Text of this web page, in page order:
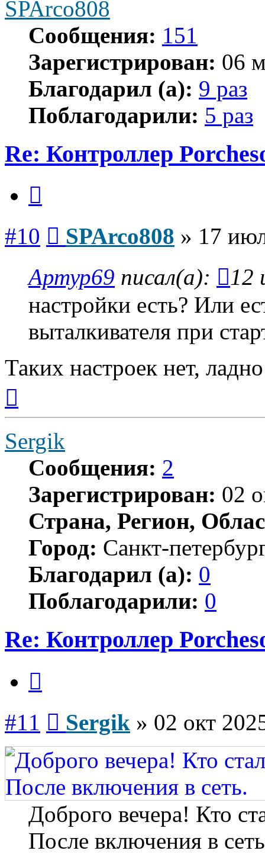
SPArco808
Сообщения: 151
Зарегистрирован: 06
Благодарил (а): 9 раз
Поблагодарили: 5 раз
Re: Контроллер
#10 SPArco808 » 17
Артур69 писал(а):
12
настройки есть? Или
выталкивателя при
Таких настроек нет,
началу
Sergik
Сообщения: 2
Зарегистрирован: 02
Страна, Регион,
Город: Санкт-
Благодарил (а): 0
Поблагодарили: 0
Re: Контроллер
#11 Sergik » 02 окт
Доброго вечера! Кто
После включения в